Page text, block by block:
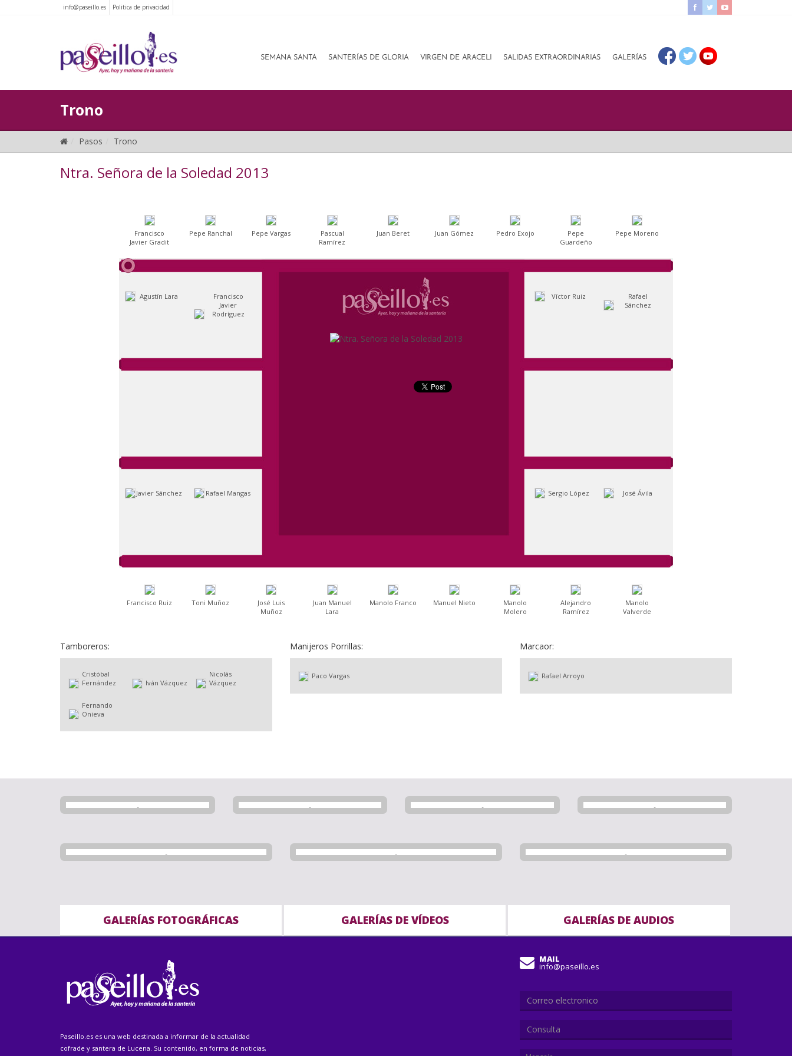
info@paseillo.es Politica de privacidad
SEMANA SANTA SANTERÍAS DE GLORIA VIRGEN DE ARACELI SALIDAS EXTRAORDINARIAS GALERÍAS
Trono
Pasos Trono
Ntra. Señora de la Soledad 2013
Francisco
Javier Gradit
Pepe Ranchal Pepe Vargas
Pascual
Ramírez
Juan Beret Juan Gómez Pedro Exojo
Pepe
Guardeño
Pepe Moreno
Agustín Lara
Francisco
Javier
Rodríguez
Javier Sánchez Rafael Mangas
Víctor Ruiz
Rafael
Sánchez
Sergio López José Ávila
Francisco Ruiz Toni Muñoz
José Luis
Muñoz
Juan Manuel
Lara
Manolo Franco Manuel Nieto
Manolo
Molero
Alejandro
Ramírez
Manolo
Valverde
Tamboreros:
Cristóbal
Fernández
Iván Vázquez
Nicolás
Vázquez
Fernando
Onieva
Manijeros Porrillas:
Paco Vargas
Marcaor:
Rafael Arroyo
GALERÍAS FOTOGRÁFICAS GALERÍAS DE VÍDEOS GALERÍAS DE AUDIOS
Paseillo.es es una web destinada a informar de la actualidad
cofrade y santera de Lucena. Su contenido, en forma de noticias,
MAIL
info@paseillo.es
Consulta